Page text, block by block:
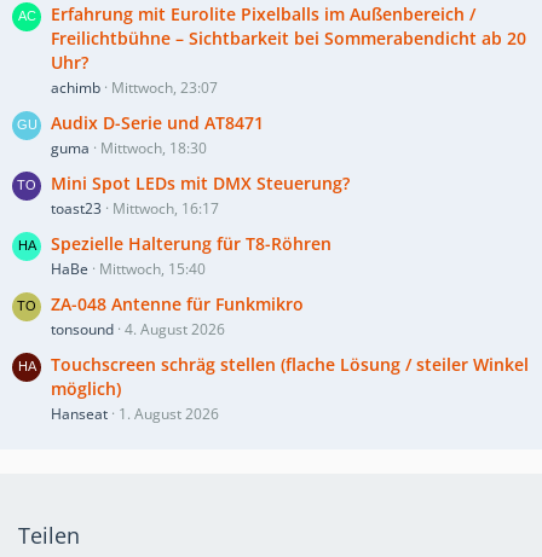
Erfahrung mit Eurolite Pixelballs im Außenbereich /
Freilichtbühne – Sichtbarkeit bei Sommerabendicht ab 20
Uhr?
achimb Mittwoch, 23:07
Audix D-Serie und AT8471
guma Mittwoch, 18:30
Mini Spot LEDs mit DMX Steuerung?
toast23 Mittwoch, 16:17
Spezielle Halterung für T8-Röhren
HaBe Mittwoch, 15:40
ZA-048 Antenne für Funkmikro
tonsound 4. August 2026
Touchscreen schräg stellen (flache Lösung / steiler Winkel
möglich)
Hanseat 1. August 2026
Teilen